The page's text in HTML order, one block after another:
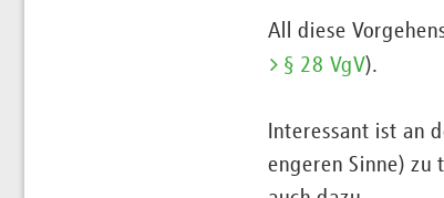
All diese
§ 28 VgV).
Interessant ist an
engeren Sinne)